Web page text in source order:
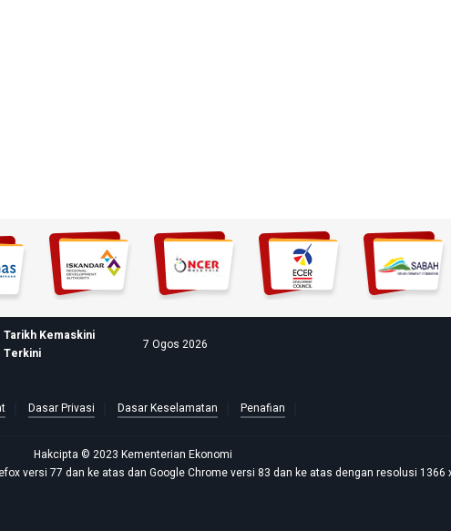
Tarikh Kemaskini
Terkini
7 Ogos 2026
Dasar Privasi Dasar Keselamatan Penafian
Hakcipta © 2023 Kementerian Ekonomi
versi 77 dan ke atas dan Google Chrome versi 83 dan ke atas dengan resolusi 1366